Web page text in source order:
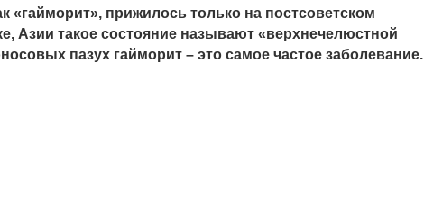
«гайморит», прижилось только на постсоветском
Азии такое состояние называют «верхнечелюстной
пазух гайморит – это самое частое заболевание.